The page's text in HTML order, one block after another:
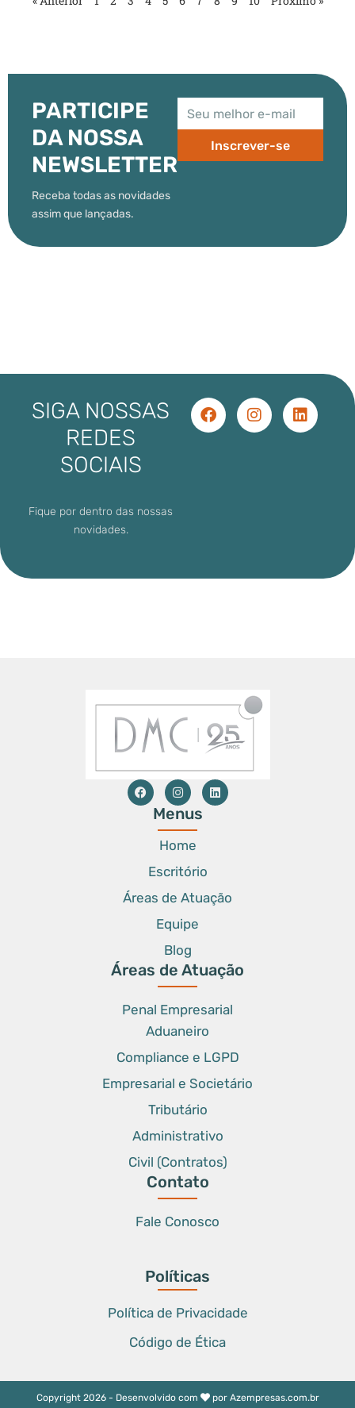
PARTICIPE
DA NOSSA
NEWSLETTER
Receba todas as novidades
assim que lançadas.
Inscrever-se
SIGA NOSSAS
REDES
SOCIAIS
Fique por dentro das nossas
novidades.
Menus
Home
Escritório
Áreas de Atuação
Equipe
Blog
Áreas de Atuação
Penal Empresarial
Aduaneiro
Compliance e LGPD
Empresarial e Societário
Tributário
Administrativo
Civil (Contratos)
Contato
Fale Conosco
Políticas
Política de Privacidade
Código de Ética
Copyright 2026 - Desenvolvido com por Azempresas.com.br